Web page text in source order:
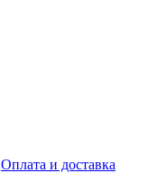
Оплата и доставка